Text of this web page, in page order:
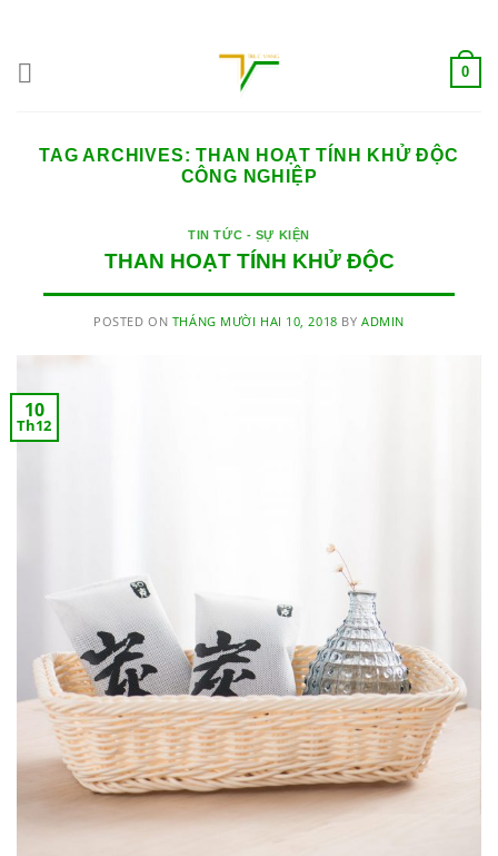
content
0
TAG ARCHIVES:THAN HOẠT TÍNH KHỬ ĐỘC
CÔNG NGHIỆP
TIN TỨC - SỰ KIỆN
THAN HOẠT TÍNH KHỬ ĐỘC
POSTED ON THÁNG MƯỜI HAI 10, 2018 BY ADMIN
10
Th12